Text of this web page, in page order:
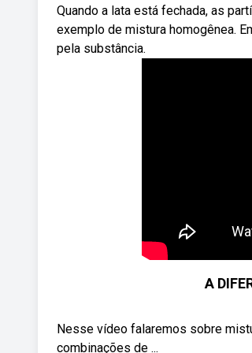
Quando a lata está fechada, as
exemplo de mistura homogênea.
pela substância.
A
Nesse vídeo falaremos sobre
combinações de ...